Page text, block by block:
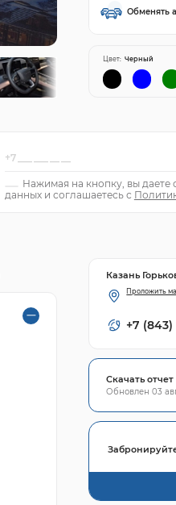
Обменять
Цвет: Черный
Нажимая на кнопку, вы даете
данных и соглашаетесь с
Казань
Проложить
+7
Скачать
Обновлен 03